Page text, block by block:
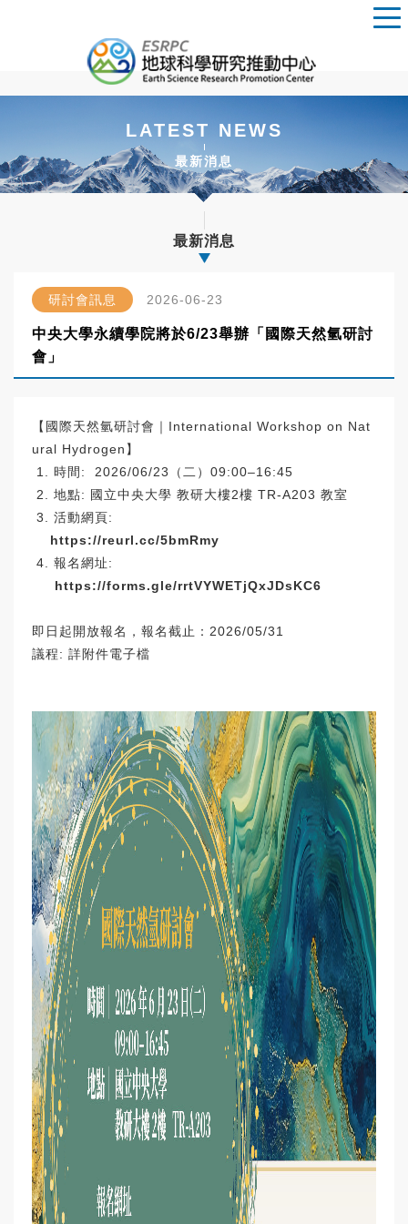
LATEST NEWS
最新消息
最新消息
研討會訊息 2026-06-23
中央大學永續學院將於6/23舉辦「國際天然氫研討
會」
【國際天然氫研討會｜International Workshop on Nat
ural Hydrogen】
1. 時間: 2026/06/23（二）09:00–16:45
2. 地點: 國立中央大學 教研大樓2樓 TR-A203 教室
3. 活動網頁:
https://reurl.cc/5bmRmy
4. 報名網址:
https://forms.gle/rrtVYWETjQxJDsKC6
即日起開放報名，報名截止：2026/05/31
議程: 詳附件電子檔